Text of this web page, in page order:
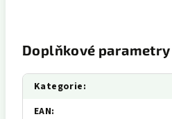
Doplňkové parametry
Kategorie:
EAN: